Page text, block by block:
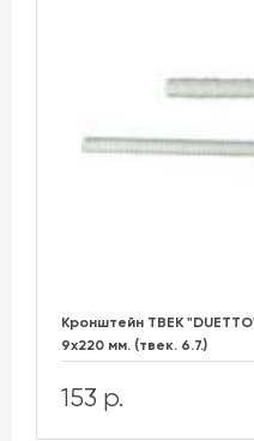
Кронштейн ТВЕК
9х220 мм. (твек. 6.7.)
153 р.